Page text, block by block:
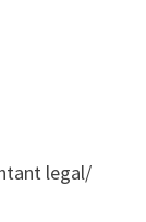
legal/